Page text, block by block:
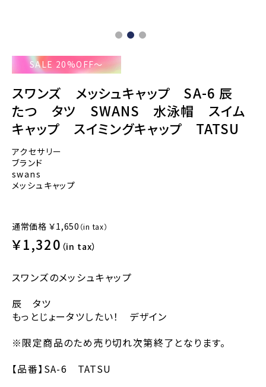
SALE 20%OFF～
スワンズ メッシュキャップ SA-6 辰
たつ タツ SWANS 水泳帽 スイム
キャップ スイミングキャップ TATSU
アクセサリー
ブランド
swans
メッシュキャップ
通常価格 ￥1,650 （in tax）
￥1,320 （in tax）
スワンズのメッシュキャップ
辰 タツ
もっとじょータツしたい！ デザイン
※限定商品のため売り切れ次第終了となります。
【品番】SA-6 TATSU